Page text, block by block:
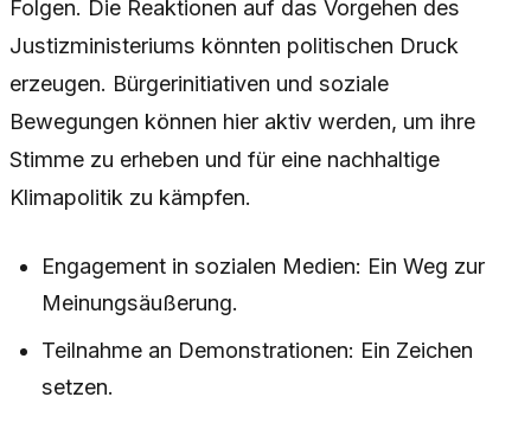
Folgen. Die Reaktionen auf das Vorgehen des
Justizministeriums könnten politischen Druck
erzeugen. Bürgerinitiativen und soziale
Bewegungen können hier aktiv werden, um ihre
Stimme zu erheben und für eine nachhaltige
Klimapolitik zu kämpfen.
Engagement in sozialen Medien: Ein Weg zur
Meinungsäußerung.
Teilnahme an Demonstrationen: Ein Zeichen
setzen.